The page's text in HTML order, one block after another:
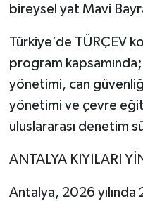
bireysel yat Mavi
Türkiye’de TÜRÇEV
program
yönetimi, can
yönetimi ve çevre
uluslararası denetim
ANTALYA KIYILARI
Antalya, 2026 yılında